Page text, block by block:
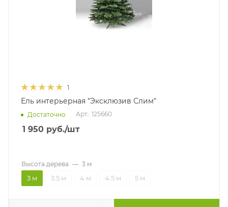
1
Ель интерьерная "Эксклюзив Слим"
Достаточно Арт.: 125660
1 950 руб./шт
Высота дерева — 3 м
3 м 3.5 м 4 м 4.5 м 5 м